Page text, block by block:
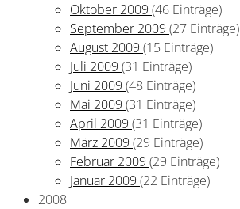
Oktober 2009 (46 Einträge)
September 2009 (27 Einträge)
August 2009 (15 Einträge)
Juli 2009 (31 Einträge)
Juni 2009 (48 Einträge)
Mai 2009 (31 Einträge)
April 2009 (31 Einträge)
März 2009 (29 Einträge)
Februar 2009 (29 Einträge)
Januar 2009 (22 Einträge)
2008